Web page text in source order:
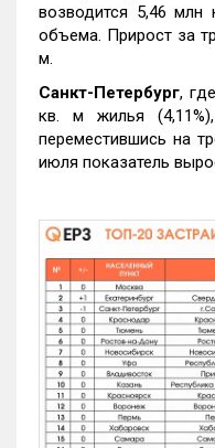
возводится 5,46 млн
объема. Прирост за
м.
Санкт-Петербург,
кв. м жилья
переместившись на
июля показатель